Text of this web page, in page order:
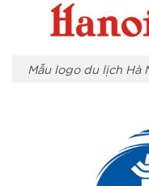
Mẫu logo du lịch Hà